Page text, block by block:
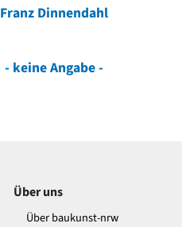
Franz Dinnendahl
- keine Angabe -
Über uns
Über baukunst-nrw